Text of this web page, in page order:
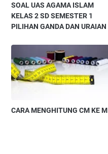
SOAL UAS AGAMA ISLAM
KELAS 2 SD SEMESTER 1
PILIHAN GANDA DAN URAIAN
CARA MENGHITUNG CM KE M